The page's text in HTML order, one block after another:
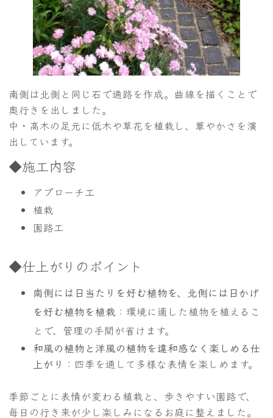
南側は北側と同じ石で通路を作成。曲線を描くことで
奥行きを出しました。
中・高木の足元に低木や草花を植栽し、華やかさを演
出しています。
◆施工内容
アプローチ工
植栽
園路工
◆仕上がりのポイント
南側には日当たりを好む植物を、北側には日かげ
を好む植物を植栽 ：環境に適した植物を植えるこ
とで、管理の手間が省けます。
和風の植物と洋風の植物を違和感なく楽しめる仕
上がり ：四季を通して多様な表情を楽しめます。
季節ごとに表情が変わる植栽と、歩きやすい園路で、
毎日の行き来が少し楽しみになるお庭に整えました。